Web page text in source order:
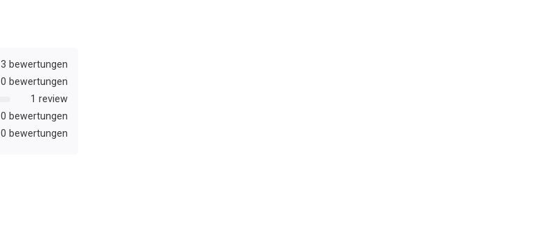
3 bewertungen
0 bewertungen
1 review
0 bewertungen
0 bewertungen